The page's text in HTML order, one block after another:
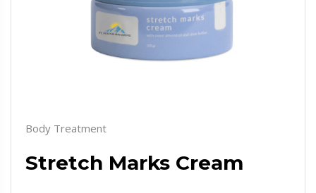
Body Treatment
Stretch Marks Cream